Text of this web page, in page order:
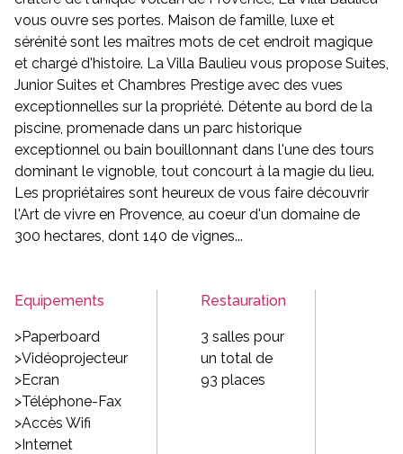
vous ouvre ses portes. Maison de famille, luxe et
sérénité sont les maîtres mots de cet endroit magique
et chargé d'histoire. La Villa Baulieu vous propose Suites,
Junior Suites et Chambres Prestige avec des vues
exceptionnelles sur la propriété. Détente au bord de la
piscine, promenade dans un parc historique
exceptionnel ou bain bouillonnant dans l'une des tours
dominant le vignoble, tout concourt à la magie du lieu.
Les propriétaires sont heureux de vous faire découvrir
l'Art de vivre en Provence, au coeur d'un domaine de
300 hectares, dont 140 de vignes...
Equipements
>Paperboard
>Vidéoprojecteur
>Ecran
>Téléphone-Fax
>Accès Wifi
>Internet
Restauration
3 salles pour
un total de
93 places